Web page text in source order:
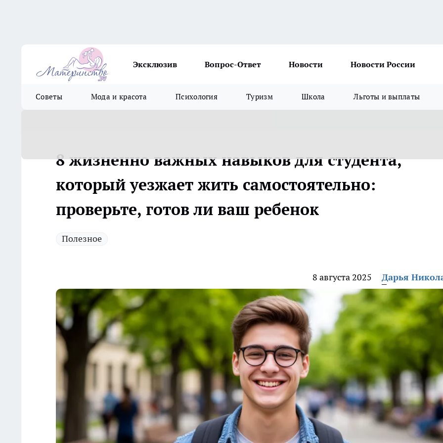
Эксклюзив Вопрос-Ответ Новости Новости России
Советы Мода и красота Психология Туризм Школа Льготы и выплаты
8 жизненно важных навыков для студента,
который уезжает жить самостоятельно:
проверьте, готов ли ваш ребенок
Полезное
8 августа 2025 Дарья